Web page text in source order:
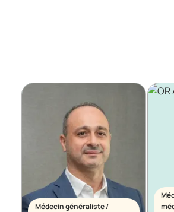
Médecin généraliste /